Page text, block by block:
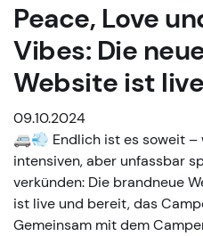
Peace, Love
Vibes: Die
Website ist
09.10.2024
🚐💨 Endlich ist es soweit –
intensiven, aber unfassbar
verkünden: Die brandneue
ist live und bereit, das
Gemeinsam mit dem